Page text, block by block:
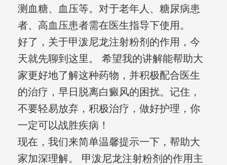
测血糖、血压等。对于老年人、糖尿病患
者、高血压患者需在医生指导下使用。
好了，关于甲泼尼龙注射粉剂的作用，今
天就先聊到这里。 希望我的讲解能帮助大
家更好地了解这种药物，并积极配合医生
的治疗，早日脱离白癜风的困扰。记住，
不要轻易放弃，积极治疗，做好护理，你
一定可以战胜疾病！
现在，我们来简单温馨提示一下，帮助大
家加深理解。 甲泼尼龙注射粉剂的作用主